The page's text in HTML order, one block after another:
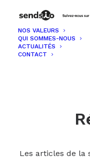
NOS VALEURS
QUI SOMMES-NOUS
ACTUALITÉS
CONTACT
Les articles de la